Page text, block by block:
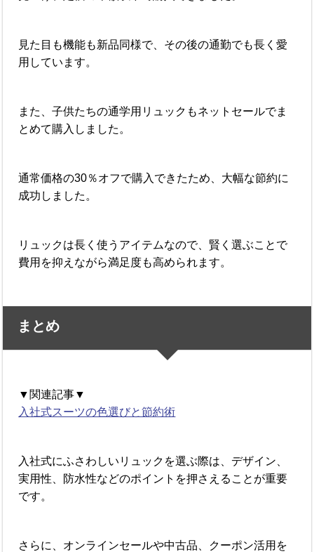
見た目も機能も新品同様で、その後の通勤でも長く愛
用しています。
また、子供たちの通学用リュックもネットセールでま
とめて購入しました。
通常価格の30％オフで購入できたため、大幅な節約に
成功しました。
リュックは長く使うアイテムなので、賢く選ぶことで
費用を抑えながら満足度も高められます。
まとめ
▼関連記事▼
入社式スーツの色選びと節約術
入社式にふさわしいリュックを選ぶ際は、デザイン、
実用性、防水性などのポイントを押さえることが重要
です。
さらに、オンラインセールや中古品、クーポン活用を